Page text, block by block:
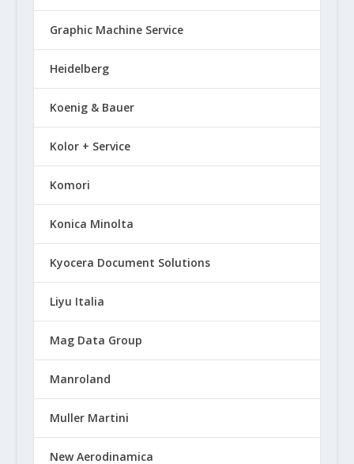
Graphic Machine Service
Heidelberg
Koenig & Bauer
Kolor + Service
Komori
Konica Minolta
Kyocera Document Solutions
Liyu Italia
Mag Data Group
Manroland
Muller Martini
New Aerodinamica